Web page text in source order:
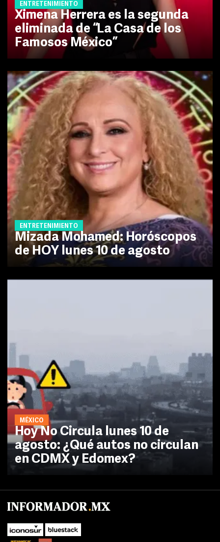
ENTRETENIMIENTO
Ximena Herrera es la segunda
eliminada de “La Casa de los
Famosos México”
ENTRETENIMIENTO
Mizada Mohamed: Horóscopos
de HOY lunes 10 de agosto
MÉXICO
Hoy No Circula lunes 10 de
agosto: ¿Qué autos no circulan
en CDMX y Edomex?